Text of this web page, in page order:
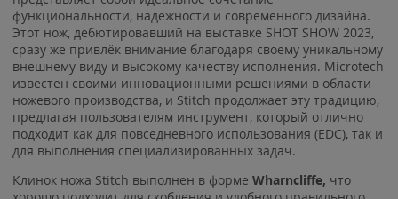
функциональности, надежности и современного дизайна.
Этот нож, дебютировавший на выставке SHOT SHOW 2023,
сразу же привлёк внимание благодаря своему уникальному
внешнему виду и высокому качеству исполнения. Microtech
известен своими инновационными решениями в области
ножевого производства, и Stitch продолжает эту традицию,
предлагая пользователям инструмент, который отлично
подходит как для повседневного использования (EDC), так и
для выполнения специализированных задач.
Клинок ножа Stitch выполнен в форме Wharncliffe, что